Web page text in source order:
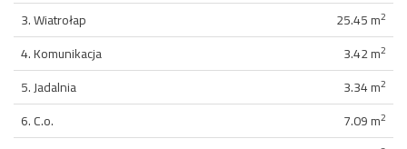
3. Wiatrołap 25.45 m2
4. Komunikacja 3.42 m2
5. Jadalnia 3.34 m2
6. C.o. 7.09 m2